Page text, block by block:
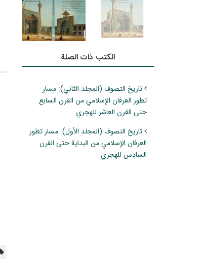
الکتب ذات الصلة
تاريخ التصوف (المجلد الثاني): مسار
تطور العرفان الإسلامي من القرن السابع
حتى القرن العاشر للهجري
تاريخ التصوف (المجلد الأول): مسار تطور
العرفان الإسلامي من البداية حتى القرن
السادس للهجري